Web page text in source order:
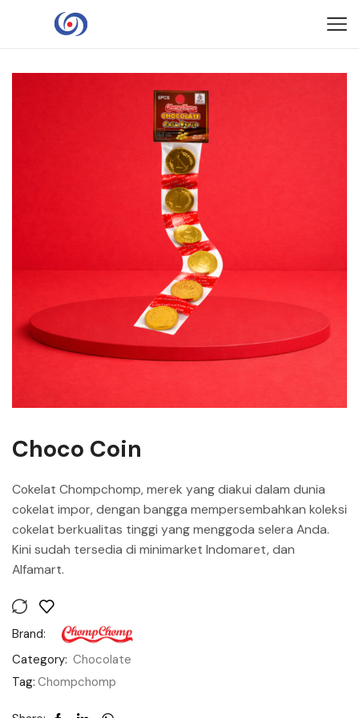
Choco Coin
Cokelat Chompchomp, merek yang diakui dalam dunia
cokelat impor, dengan bangga mempersembahkan koleksi
cokelat berkualitas tinggi yang menggoda selera Anda.
Kini sudah tersedia di minimarket Indomaret, dan
Alfamart.
Brand:
Category: Chocolate
Tag: Chompchomp